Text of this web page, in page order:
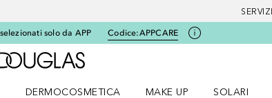
solo da APP Codice:APPCARE
A Douglas Home
DERMOCOSMETICA
MAKE UP
SOLARI